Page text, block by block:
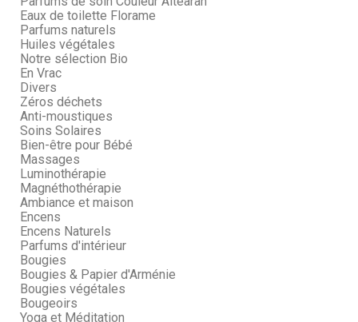
Eaux de toilette Florame
Parfums naturels
Huiles végétales
Notre sélection Bio
En Vrac
Divers
Zéros déchets
Anti-moustiques
Soins Solaires
Bien-être pour Bébé
Massages
Luminothérapie
Magnéthothérapie
Ambiance et maison
Encens
Encens Naturels
Parfums d'intérieur
Bougies
Bougies & Papier d'Arménie
Bougies végétales
Bougeoirs
Yoga et Méditation